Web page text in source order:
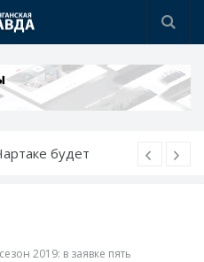
будет
2019: в заявке пять